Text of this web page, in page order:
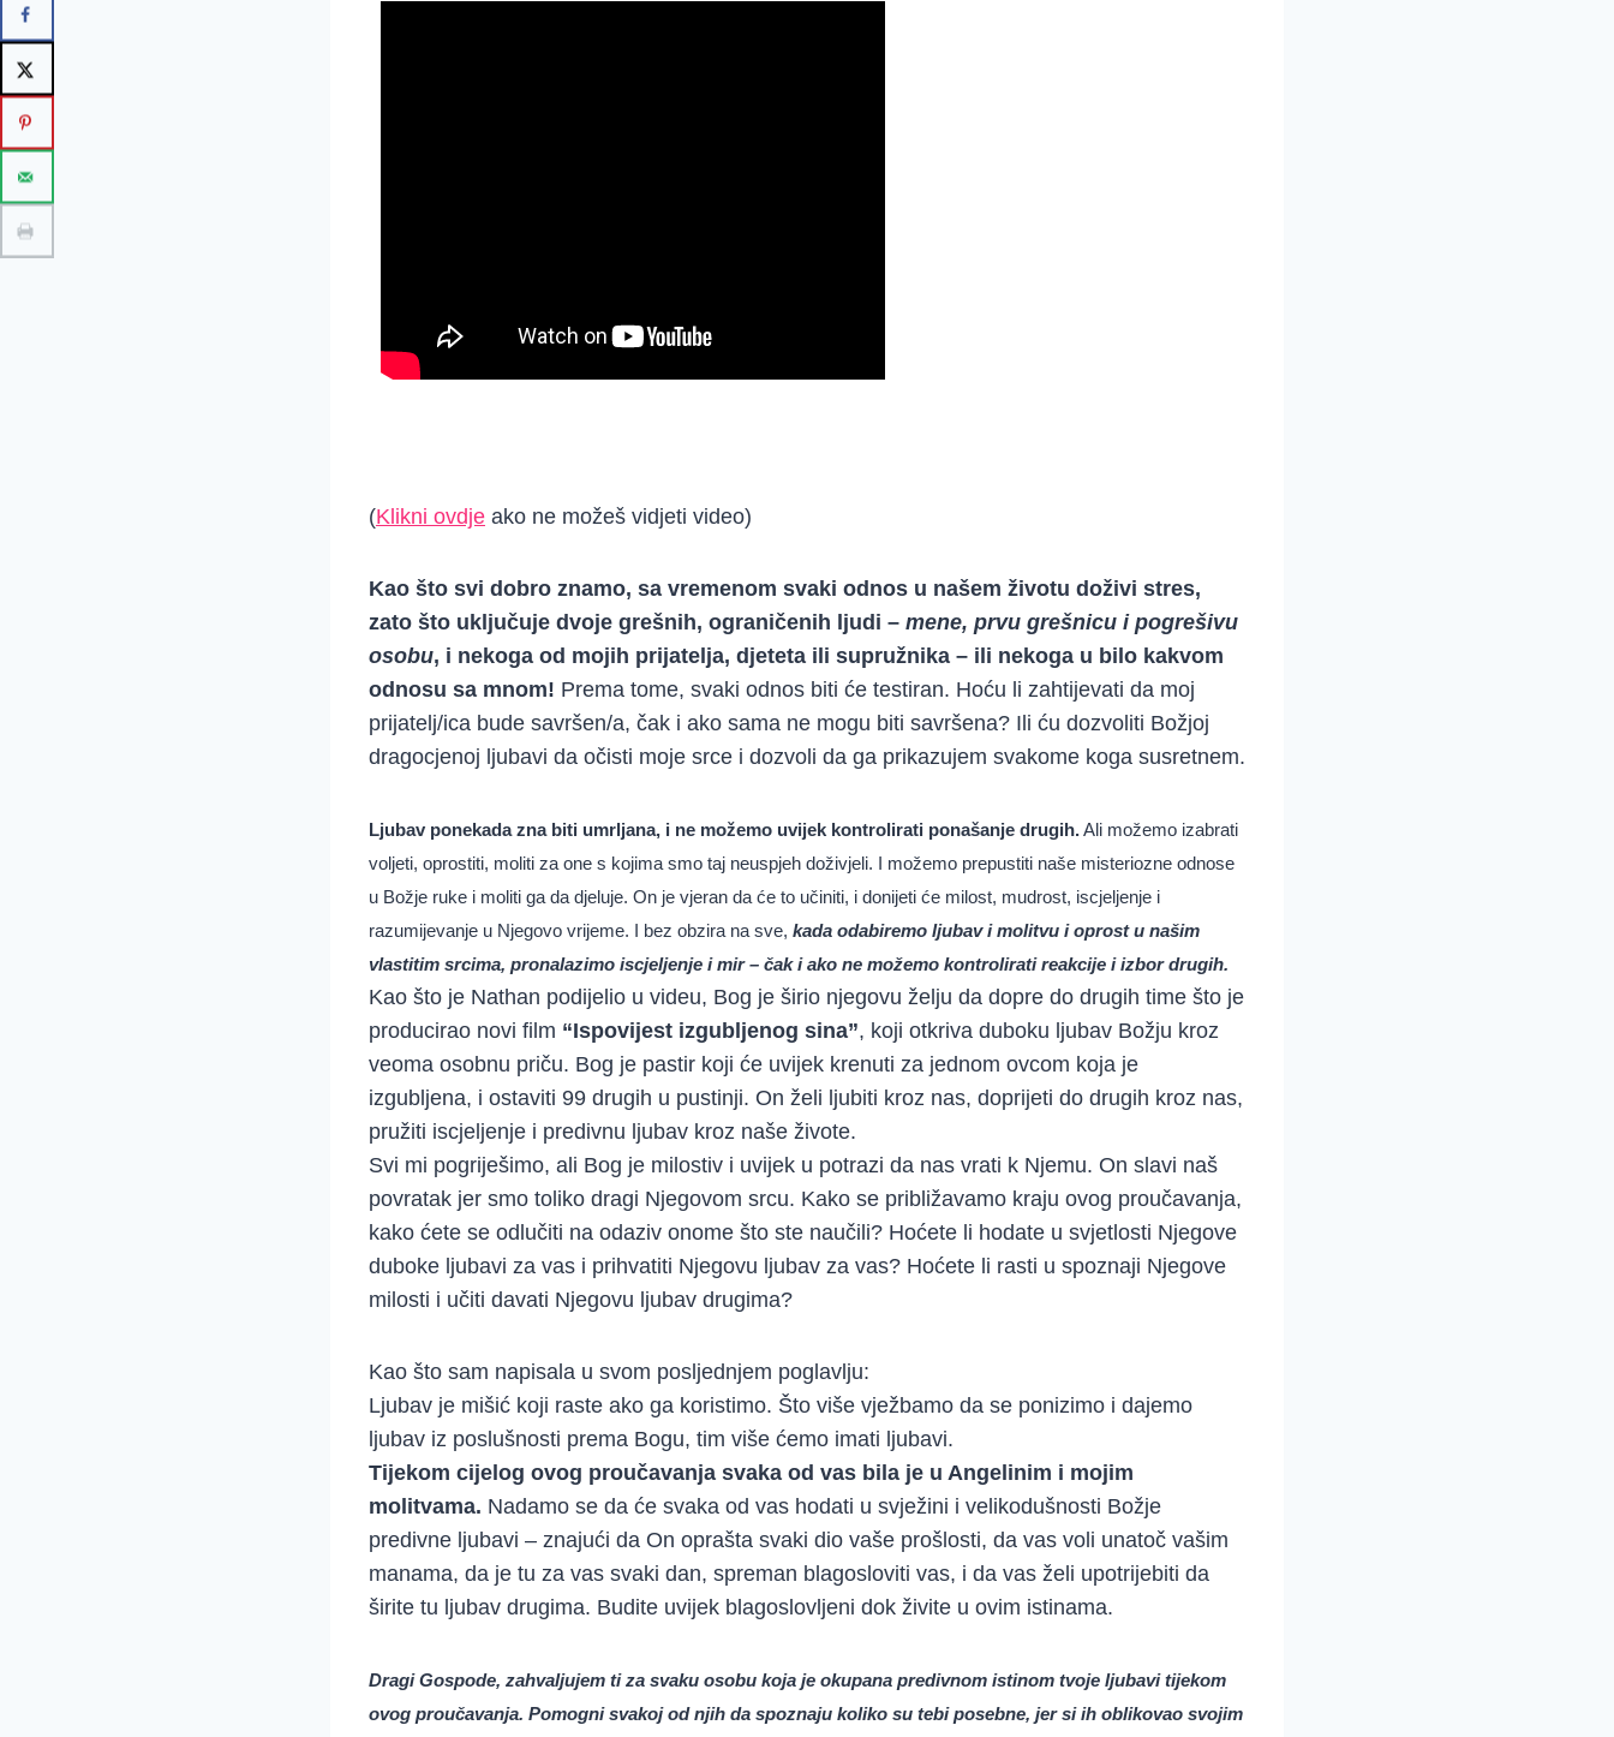
(Klikni ovdje ako ne možeš vidjeti video)
Kao što svi dobro znamo, sa vremenom svaki odnos u našem životu doživi stres,
zato što uključuje dvoje grešnih, ograničenih ljudi – mene, prvu grešnicu i pogrešivu
osobu, i nekoga od mojih prijatelja, djeteta ili supružnika – ili nekoga u bilo kakvom
odnosu sa mnom! Prema tome, svaki odnos biti će testiran. Hoću li zahtijevati da moj
prijatelj/ica bude savršen/a, čak i ako sama ne mogu biti savršena? Ili ću dozvoliti Božjoj
dragocjenoj ljubavi da očisti moje srce i dozvoli da ga prikazujem svakome koga susretnem.
Ljubav ponekada zna biti umrljana, i ne možemo uvijek kontrolirati ponašanje drugih.Ali možemo izabrati
voljeti, oprostiti, moliti za one s kojima smo taj neuspjeh doživjeli. I možemo prepustiti naše misteriozne odnose
u Božje ruke i moliti ga da djeluje. On je vjeran da će to učiniti, i donijeti će milost, mudrost, iscjeljenje i
razumijevanje u Njegovo vrijeme. I bez obzira na sve, kada odabiremo ljubav i molitvu i oprost u našim
vlastitim srcima, pronalazimo iscjeljenje i mir – čak i ako ne možemo kontrolirati reakcije i izbor drugih.
Kao što je Nathan podijelio u videu, Bog je širio njegovu želju da dopre do drugih time što je
producirao novi film “Ispovijest izgubljenog sina”, koji otkriva duboku ljubav Božju kroz
veoma osobnu priču. Bog je pastir koji će uvijek krenuti za jednom ovcom koja je
izgubljena, i ostaviti 99 drugih u pustinji. On želi ljubiti kroz nas, doprijeti do drugih kroz nas,
pružiti iscjeljenje i predivnu ljubav kroz naše živote.
Svi mi pogriješimo, ali Bog je milostiv i uvijek u potrazi da nas vrati k Njemu. On slavi naš
povratak jer smo toliko dragi Njegovom srcu. Kako se približavamo kraju ovog proučavanja,
kako ćete se odlučiti na odaziv onome što ste naučili? Hoćete li hodate u svjetlosti Njegove
duboke ljubavi za vas i prihvatiti Njegovu ljubav za vas? Hoćete li rasti u spoznaji Njegove
milosti i učiti davati Njegovu ljubav drugima?
Kao što sam napisala u svom posljednjem poglavlju:
Ljubav je mišić koji raste ako ga koristimo. Što više vježbamo da se ponizimo i dajemo
ljubav iz poslušnosti prema Bogu, tim više ćemo imati ljubavi.
Tijekom cijelog ovog proučavanja svaka od vas bila je u Angelinim i mojim
molitvama. Nadamo se da će svaka od vas hodati u svježini i velikodušnosti Božje
predivne ljubavi – znajući da On oprašta svaki dio vaše prošlosti, da vas voli unatoč vašim
manama, da je tu za vas svaki dan, spreman blagosloviti vas, i da vas želi upotrijebiti da
širite tu ljubav drugima. Budite uvijek blagoslovljeni dok živite u ovim istinama.
Dragi Gospode, zahvaljujem ti za svaku osobu koja je okupana predivnom istinom tvoje ljubavi tijekom
ovog proučavanja. Pomogni svakoj od njih da spoznaju koliko su tebi posebne, jer si ih oblikovao svojim